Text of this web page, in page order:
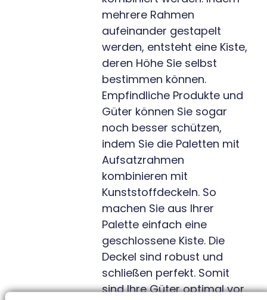
mehrere Rahmen
aufeinander gestapelt
werden, entsteht eine Kiste,
deren Höhe Sie selbst
bestimmen können.
Empfindliche Produkte und
Güter können Sie sogar
noch besser schützen,
indem Sie die Paletten mit
Aufsatzrahmen
kombinieren mit
Kunststoffdeckeln. So
machen Sie aus Ihrer
Palette einfach eine
geschlossene Kiste. Die
Deckel sind robust und
schließen perfekt. Somit
sind Ihre Güter optimal vor